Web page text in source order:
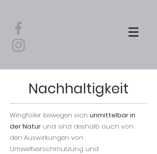
Nachhaltigkeit
Wingfoiler bewegen sich unmittelbar in
der Natur und sind deshalb auch von
den Auswirkungen von
Umweltverschmutzung und